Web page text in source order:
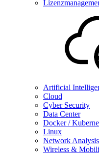
Artificial
Cloud
Cyber Security
Data Center
Docker /
Linux
Network
Wireless &